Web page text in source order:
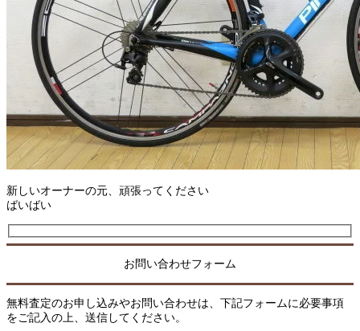
新しいオーナーの元、頑張ってください
ばいばい
お問い合わせフォーム
無料査定のお申し込みやお問い合わせは、下記フォームに必要事項
をご記入の上、送信してください。